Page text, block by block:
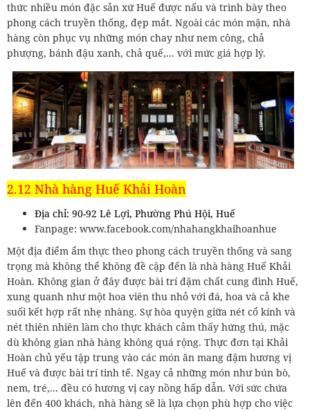
thức nhiều món đặc sản xứ Huế được nấu và trình bày theo
phong cách truyền thống, đẹp mắt. Ngoài các món mặn, nhà
hàng còn phục vụ những món chay như nem công, chả
phượng, bánh đậu xanh, chả quế,... với mức giá hợp lý.
2.12 Nhà hàng Huế Khải Hoàn
Địa chỉ: 90-92 Lê Lợi, Phường Phú Hội, Huế
Fanpage: www.facebook.com/nhahangkhaihoanhue
Một địa điểm ẩm thực theo phong cách truyền thống và sang
trọng mà không thể không đề cập đến là nhà hàng Huế Khải
Hoàn. Không gian ở đây được bài trí đậm chất cung đình Huế,
xung quanh như một hoa viên thu nhỏ với đá, hoa và cả khe
suối kết hợp rất nhẹ nhàng. Sự hòa quyện giữa nét cổ kính và
nét thiên nhiên làm cho thực khách cảm thấy hứng thú, mặc
dù không gian nhà hàng không quá rộng. Thực đơn tại Khải
Hoàn chủ yếu tập trung vào các món ăn mang đậm hương vị
Huế và được bài trí tinh tế. Ngay cả những món như bún bò,
nem, tré,... đều có hương vị cay nồng hấp dẫn. Với sức chứa
lên đến 400 khách, nhà hàng sẽ là lựa chọn phù hợp cho việc